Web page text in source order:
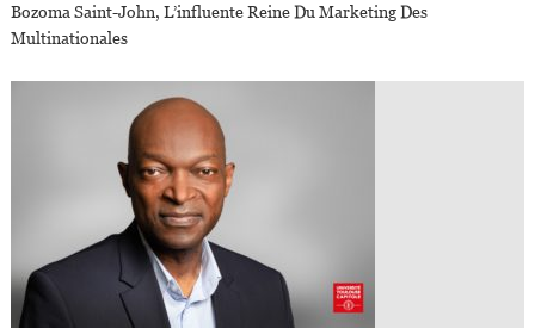
Bozoma Saint-John, L’influente Reine Du Marketing Des
Multinationales